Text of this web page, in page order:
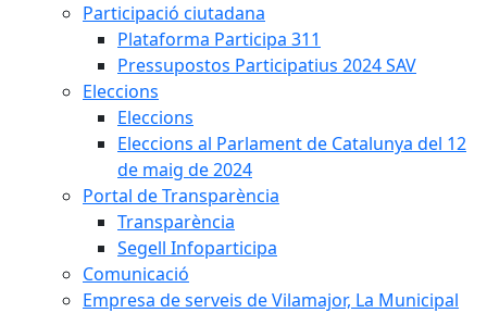
Participació ciutadana
Plataforma Participa 311
Pressupostos Participatius 2024 SAV
Eleccions
Eleccions
Eleccions al Parlament de Catalunya del 12
de maig de 2024
Portal de Transparència
Transparència
Segell Infoparticipa
Comunicació
Empresa de serveis de Vilamajor, La Municipal